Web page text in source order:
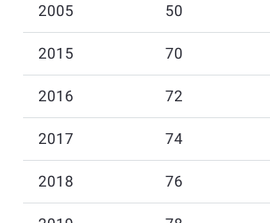
2005 50
2015 70
2016 72
2017 74
2018 76